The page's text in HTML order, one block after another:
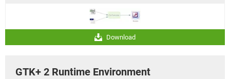
Download
GTK+ 2 Runtime Environment